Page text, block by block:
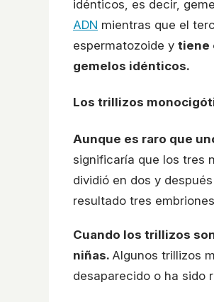
idénticos, es decir,
ADN mientras que el
espermatozoide y tiene
gemelos idénticos.
Los trillizos
Aunque es raro que
significaría que los tres
dividió en dos y
resultado tres
Cuando los trillizos
niñas. Algunos trillizos
desaparecido o ha sido